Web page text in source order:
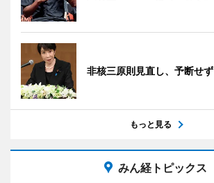
非核三原則見直し、予断せず
もっと見る
みん経トピックス